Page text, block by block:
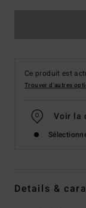
Ce produit est
Trouver d'autres
Voir la
Details &